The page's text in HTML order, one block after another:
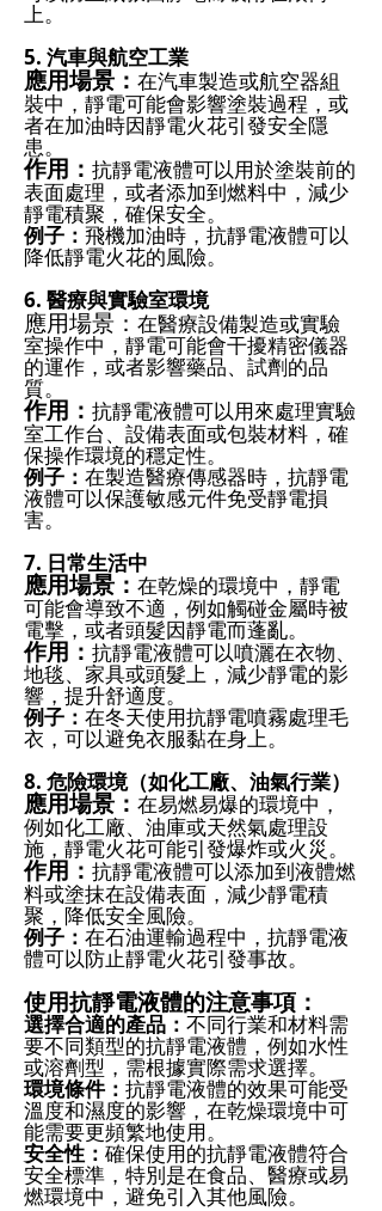
上。
5. 汽車與航空工業
應用場景： 在汽車製造或航空器組
裝中，靜電可能會影響塗裝過程，或
者在加油時因靜電火花引發安全隱
患。
作用： 抗靜電液體可以用於塗裝前的
表面處理，或者添加到燃料中，減少
靜電積聚，確保安全。
例子： 飛機加油時，抗靜電液體可以
降低靜電火花的風險。
6. 醫療與實驗室環境
應用場景： 在醫療設備製造或實驗
室操作中，靜電可能會干擾精密儀器
的運作，或者影響藥品、試劑的品
質。
作用： 抗靜電液體可以用來處理實驗
室工作台、設備表面或包裝材料，確
保操作環境的穩定性。
例子： 在製造醫療傳感器時，抗靜電
液體可以保護敏感元件免受靜電損
害。
7. 日常生活中
應用場景： 在乾燥的環境中，靜電
可能會導致不適，例如觸碰金屬時被
電擊，或者頭髮因靜電而蓬亂。
作用： 抗靜電液體可以噴灑在衣物、
地毯、家具或頭髮上，減少靜電的影
響，提升舒適度。
例子： 在冬天使用抗靜電噴霧處理毛
衣，可以避免衣服黏在身上。
8. 危險環境（如化工廠、油氣行業）
應用場景： 在易燃易爆的環境中，
例如化工廠、油庫或天然氣處理設
施，靜電火花可能引發爆炸或火災。
作用： 抗靜電液體可以添加到液體燃
料或塗抹在設備表面，減少靜電積
聚，降低安全風險。
例子： 在石油運輸過程中，抗靜電液
體可以防止靜電火花引發事故。
使用抗靜電液體的注意事項：
選擇合適的產品： 不同行業和材料需
要不同類型的抗靜電液體，例如水性
或溶劑型，需根據實際需求選擇。
環境條件： 抗靜電液體的效果可能受
溫度和濕度的影響，在乾燥環境中可
能需要更頻繁地使用。
安全性： 確保使用的抗靜電液體符合
安全標準，特別是在食品、醫療或易
燃環境中，避免引入其他風險。